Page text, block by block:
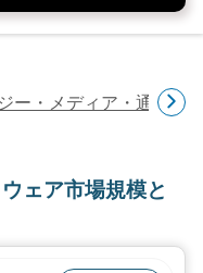
ー・メディア・通信研
ェア市場規模と